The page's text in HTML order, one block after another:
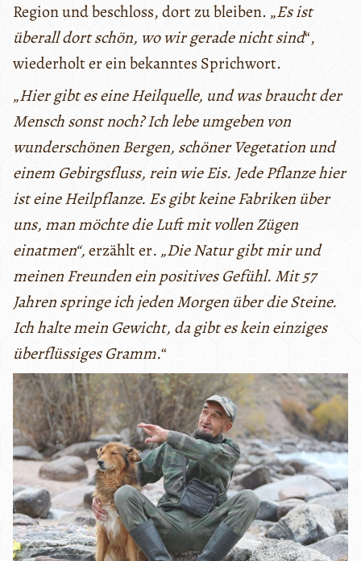
Region und beschloss, dort zu bleiben. „Es ist
überall dort schön, wo wir gerade nicht sind“,
wiederholt er ein bekanntes Sprichwort.
„Hier gibt es eine Heilquelle, und was braucht der
Mensch sonst noch? Ich lebe umgeben von
wunderschönen Bergen, schöner Vegetation und
einem Gebirgsfluss, rein wie Eis. Jede Pflanze hier
ist eine Heilpflanze. Es gibt keine Fabriken über
uns, man möchte die Luft mit vollen Zügen
einatmen“,erzählt er. „Die Natur gibt mir und
meinen Freunden ein positives Gefühl. Mit 57
Jahren springe ich jeden Morgen über die Steine.
Ich halte mein Gewicht, da gibt es kein einziges
überflüssiges Gramm.“